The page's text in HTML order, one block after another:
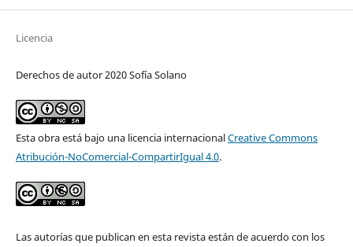
Licencia
Derechos de autor 2020 Sofía Solano
Esta obra está bajo una licencia internacionalCreative Commons
Atribución-NoComercial-CompartirIgual 4.0.
Las autorías que publican en esta revista están de acuerdo con los